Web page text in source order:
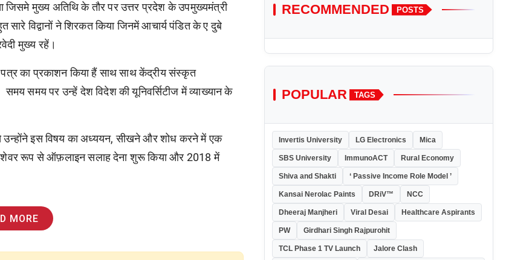
मुख्य अतिथि के तौर पर उत्तर प्रदेश के उपमुख्यमंत्री
विद्वानों ने शिरकत किया जिनमें आचार्य पंडित के ए दुबे
मुख्य रहें।
पत्र का प्रकाशन किया हैं साथ साथ केंद्रीय संस्कृत
समय समय पर उन्हें देश विदेश की यूनिवर्सिटीज में व्याख्यान के
उन्होंने इस विषय का अध्ययन, सीखने और शोध करने में एक
रूप से ऑफ़लाइन सलाह देना शुरू किया और 2018 में
MORE
RECOMMENDED POSTS
POPULAR TAGS
Invertis University LG Electronics Mica
SBS University ImmunoACT Rural Economy
Shiva and Shakti ‘ Passive Income Role Model ’
Kansai Nerolac Paints DRiV™ NCC
Dheeraj Manjheri Viral Desai Healthcare Aspirants
PW Girdhari Singh Rajpurohit
TCL Phase 1 TV Launch Jalore Clash